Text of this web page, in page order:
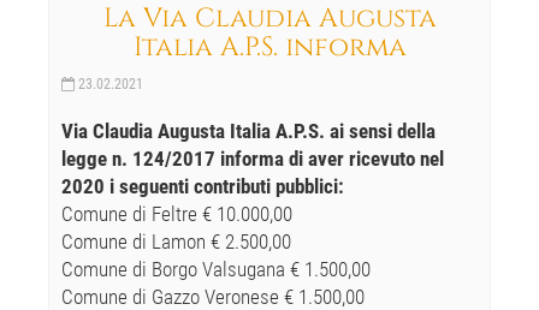
La Via Claudia Augusta
Italia A.P.S. informa
23.02.2021
Via Claudia Augusta Italia A.P.S. ai sensi della
legge n. 124/2017 informa di aver ricevuto nel
2020 i seguenti contributi pubblici:
Comune di Feltre € 10.000,00
Comune di Lamon € 2.500,00
Comune di Borgo Valsugana € 1.500,00
Comune di Gazzo Veronese € 1.500,00